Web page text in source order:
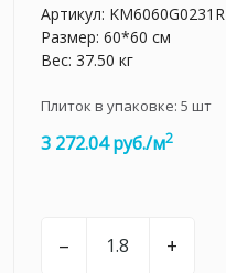
Артикул: KM6060G0231R
Размер: 60*60 см
Вес: 37.50 кг
Плиток в упаковке: 5 шт
3 272.04 руб./м2
– +